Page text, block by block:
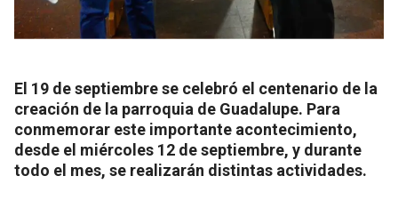
El 19 de septiembre se celebró el centenario de la
creación de la parroquia de Guadalupe. Para
conmemorar este importante acontecimiento,
desde el miércoles 12 de septiembre, y durante
todo el mes, se realizarán distintas actividades.